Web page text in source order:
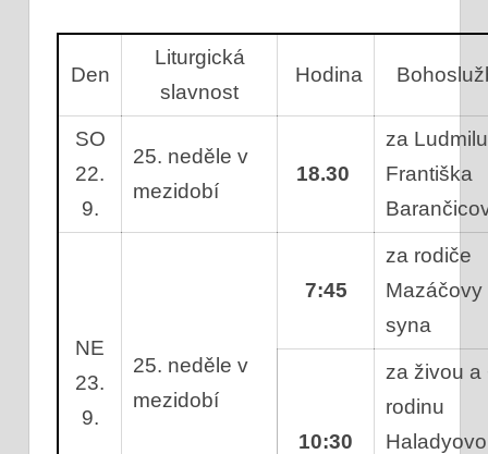
Den
Liturgická
slavnost
Hodina
SO
22.
9.
25. neděle v
mezidobí
18.30
za
Františka
NE
23.
9.
25. neděle v
mezidobí
7:45
za rodiče
Mazáčovy
syna
10:30
za živou a
rodinu